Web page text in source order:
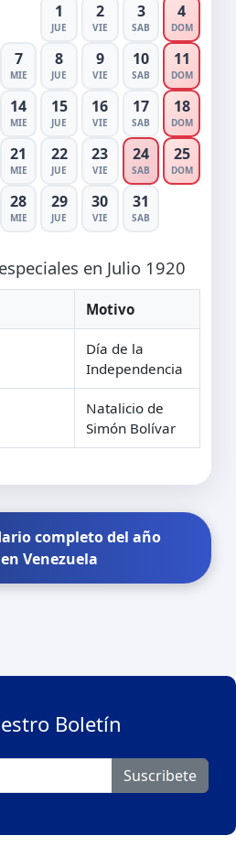
1
JUE
2
VIE
3
SAB
4
DOM
7
MIE
8
JUE
9
VIE
10
SAB
11
DOM
14
MIE
15
JUE
16
VIE
17
SAB
18
DOM
21
MIE
22
JUE
23
VIE
24
SAB
25
DOM
28
MIE
29
JUE
30
VIE
31
SAB
en Julio 1920
Motivo
Día de la
Independencia
Natalicio de
Simón Bolívar
completo del año
Venezuela
Boletín
Suscribete